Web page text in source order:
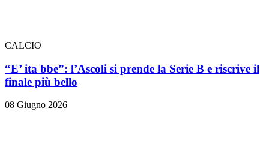
CALCIO
“E’ ita bbe”: l’Ascoli si prende la Serie B e riscrive il
finale più bello
08 Giugno 2026